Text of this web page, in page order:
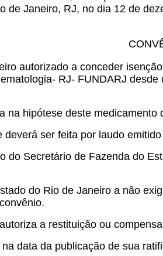
de Janeiro, RJ, no dia 12 de
autorizado a conceder
RJ- FUNDARJ
na hipótese deste
ser feita por laudo
do Secretário de Fazenda do
do Rio de Janeiro a não
a restituição ou
data da publicação de sua